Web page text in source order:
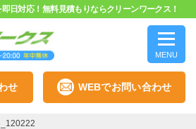
日対応！無料見積もりならクリーンワークス！
MENU
せ WEBでお問い合わせ